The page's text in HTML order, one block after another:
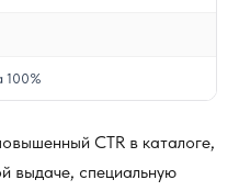
100%
CTR в каталоге,
выдаче, специальную